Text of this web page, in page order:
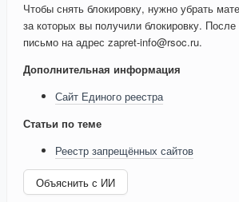
Чтобы снять блокировку, нужно убрать
за которых вы получили блокировку. После
письмо на адрес zapret-info@rsoc.ru.
Дополнительная информация
Сайт Единого реестра
Статьи по теме
Реестр запрещённых сайтов
Объяснить с ИИ